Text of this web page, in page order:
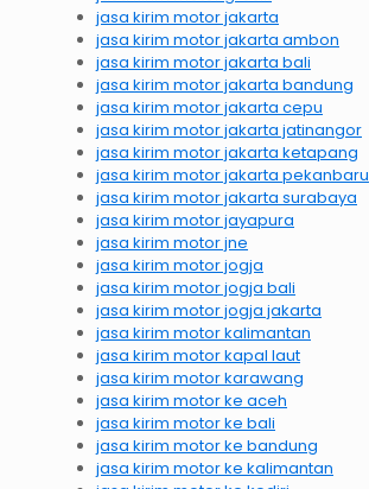
jasa kirim motor jakarta
jasa kirim motor jakarta ambon
jasa kirim motor jakarta bali
jasa kirim motor jakarta bandung
jasa kirim motor jakarta cepu
jasa kirim motor jakarta jatinangor
jasa kirim motor jakarta ketapang
jasa kirim motor jakarta pekanbaru
jasa kirim motor jakarta surabaya
jasa kirim motor jayapura
jasa kirim motor jne
jasa kirim motor jogja
jasa kirim motor jogja bali
jasa kirim motor jogja jakarta
jasa kirim motor kalimantan
jasa kirim motor kapal laut
jasa kirim motor karawang
jasa kirim motor ke aceh
jasa kirim motor ke bali
jasa kirim motor ke bandung
jasa kirim motor ke kalimantan